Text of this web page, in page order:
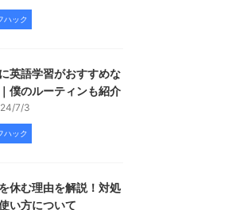
ハック
英語学習がおすすめな
僕のルーティンも紹介
7/3
ハック
休む理由を解説！対処
い方について